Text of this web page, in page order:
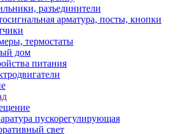
разъединители
арматура, посты, кнопки
термостаты
дом
питания
пускорегулирующая
свет